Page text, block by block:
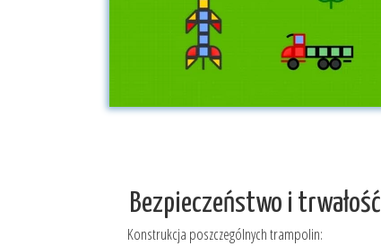
Bezpieczeństwo i trwałość
Konstrukcja poszczególnych trampolin: